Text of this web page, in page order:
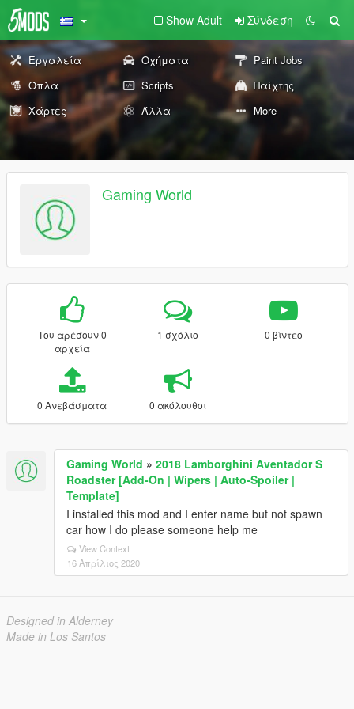
Show Adult Σύνδεση
Εργαλεία Οχήματα
Paint Jobs
Όπλα
Scripts
Παίχτης
Χάρτες
Άλλα More
Gaming World
Του αρέσουν 0
αρχεία
1 σχόλιο 0 βίντεο
0 Ανεβάσματα 0 ακόλουθοι
Gaming World » 2018 Lamborghini Aventador S
Roadster [Add-On | Wipers | Auto-Spoiler |
Template]
I installed this mod and I enter name but not spawn
car how I do please someone help me
View Context
16 Απρίλιος 2020
Designed in Alderney
Made in Los Santos